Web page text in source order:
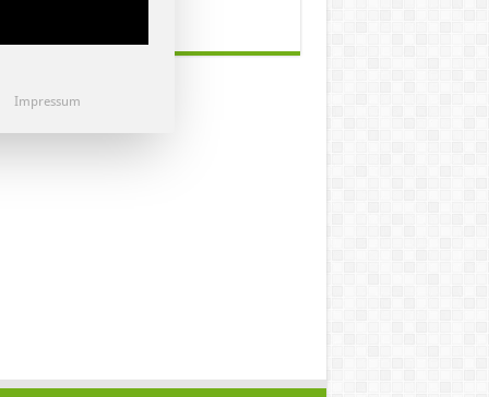
Impressum